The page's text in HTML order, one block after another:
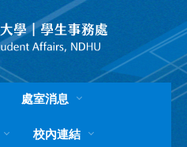
處室消息
校內連結